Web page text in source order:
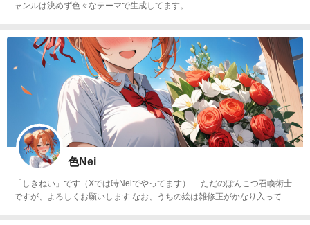
ャンルは決めず色々なテーマで生成してます。
色Nei
「しきねい」です（Xでは時Neiでやってます） ただのぽんこつ召喚術士
ですが、よろしくお願いします なお、うちの絵は雑修正がかなり入ってま